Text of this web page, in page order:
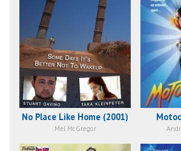
No Place Like Home (2001)
Mel McGregor